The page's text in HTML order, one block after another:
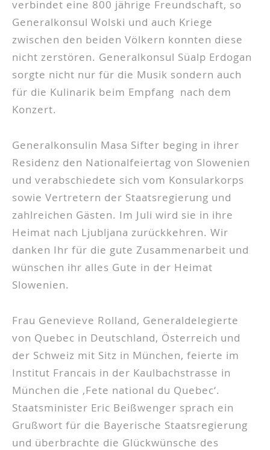
verbindet eine 800 jährige Freundschaft, so
Generalkonsul Wolski und auch Kriege
zwischen den beiden Völkern konnten diese
nicht zerstören. Generalkonsul Süalp Erdogan
sorgte nicht nur für die Musik sondern auch
für die Kulinarik beim Empfang nach dem
Konzert.
Generalkonsulin Masa Sifter beging in ihrer
Residenz den Nationalfeiertag von Slowenien
und verabschiedete sich vom Konsularkorps
sowie Vertretern der Staatsregierung und
zahlreichen Gästen. Im Juli wird sie in ihre
Heimat nach Ljubljana zurückkehren. Wir
danken Ihr für die gute Zusammenarbeit und
wünschen ihr alles Gute in der Heimat
Slowenien.
Frau Genevieve Rolland, Generaldelegierte
von Quebec in Deutschland, Österreich und
der Schweiz mit Sitz in München, feierte im
Institut Francais in der Kaulbachstrasse in
München die ‚Fete national du Quebec‘.
Staatsminister Eric Beißwenger sprach ein
Grußwort für die Bayerische Staatsregierung
und überbrachte die Glückwünsche des